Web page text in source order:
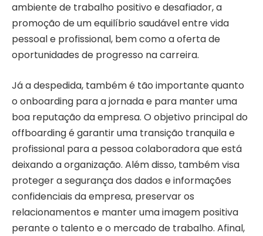
ambiente de trabalho positivo e desafiador, a
promoção de um equilíbrio saudável entre vida
pessoal e profissional, bem como a oferta de
oportunidades de progresso na carreira.
Já a despedida, também é tão importante quanto
o onboarding para a jornada e para manter uma
boa reputação da empresa. O objetivo principal do
offboarding é garantir uma transição tranquila e
profissional para a pessoa colaboradora que está
deixando a organização. Além disso, também visa
proteger a segurança dos dados e informações
confidenciais da empresa, preservar os
relacionamentos e manter uma imagem positiva
perante o talento e o mercado de trabalho. Afinal,